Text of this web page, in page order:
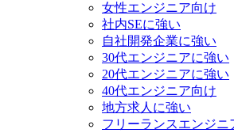
女性エンジニア向け
社内SEに強い
自社開発企業に強い
30代エンジニアに強い
20代エンジニアに強い
40代エンジニア向け
地方求人に強い
フリーランスエンジニ